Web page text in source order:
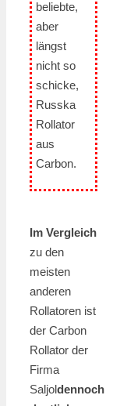
beliebte,
aber
längst
nicht so
schicke,
Russka
Rollator
aus
Carbon.
Im Vergleich
zu den
meisten
anderen
Rollatoren ist
der Carbon
Rollator der
Firma
Saljoldennoch